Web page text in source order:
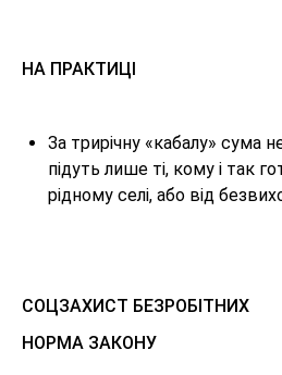
НА ПРАКТИЦІ
За трирічну «кабалу» сума
підуть лише ті, кому і так
рідному селі, або від
СОЦЗАХИСТ БЕЗРОБІТНИХ
НОРМА ЗАКОНУ